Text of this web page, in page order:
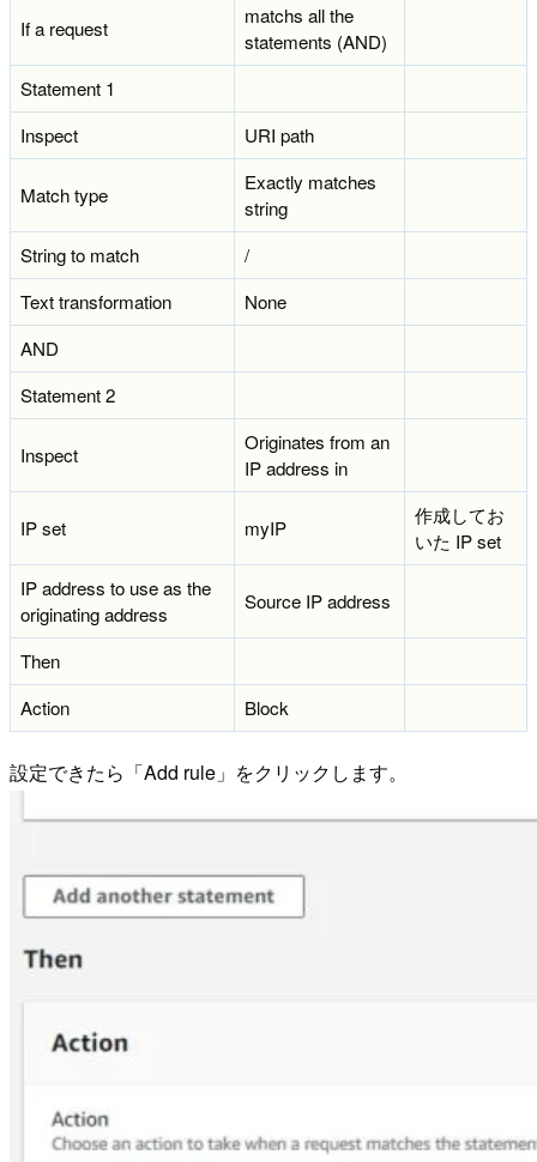
If a request
matchs all the
statements (AND)
Statement 1
Inspect
URI path
Match type
Exactly matches
string
String to match
/
Text transformation
None
AND
Statement 2
Inspect
Originates from an
IP address in
IP set myIP
作成してお
いた IP set
IP address to use as the
originating address
Source IP address
Then
Action
Block
設定できたら「Add rule」をクリックします。